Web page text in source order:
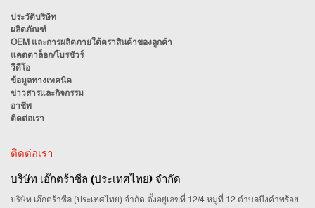
ประวัติบริษัท
ผลิตภัณฑ์
OEM และการผลิตภายใต้ตราสินค้าของลูกค้า
แคตตาล็อก/โบรชัวร์
วีดีโอ
ข้อมูลทางเทคนิค
ข่าวสารและกิจกรรม
อาชีพ
ติดต่อเรา
ติดต่อเรา
บริษัท เอ๊กตร้าซีล (ประเทศไทย) จำกัด
บริษัท เอ๊กตร้าซีล (ประเทศไทย) จำกัด ตั้งอยู่เลขที่ 12/4 หมู่ที่ 12 ตำบลบึงคำพร้อย